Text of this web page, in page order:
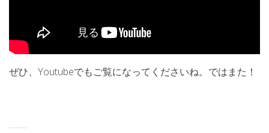
ぜひ、Youtubeでもご覧になってくださいね。ではまた！